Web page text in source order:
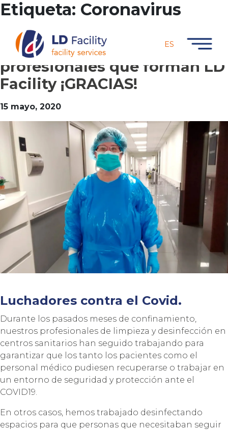
ES
Etiqueta: Coronavirus
ACTUALIDAD
A todo el equipo de
profesionales que forman LD
Facility ¡GRACIAS!
15 mayo, 2020
Luchadores contra el Covid.
Durante los pasados meses de confinamiento,
nuestros profesionales de limpieza y desinfección en
centros sanitarios han seguido trabajando para
garantizar que los tanto los pacientes como el
personal médico pudiesen recuperarse o trabajar en
un entorno de seguridad y protección ante el
COVID19.
En otros casos, hemos trabajado desinfectando
espacios para que personas que necesitaban seguir